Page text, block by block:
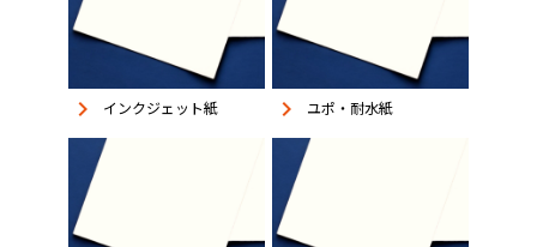
keyboard_arrow_right インクジェット紙 keyboard_arrow_right ユポ・耐水紙